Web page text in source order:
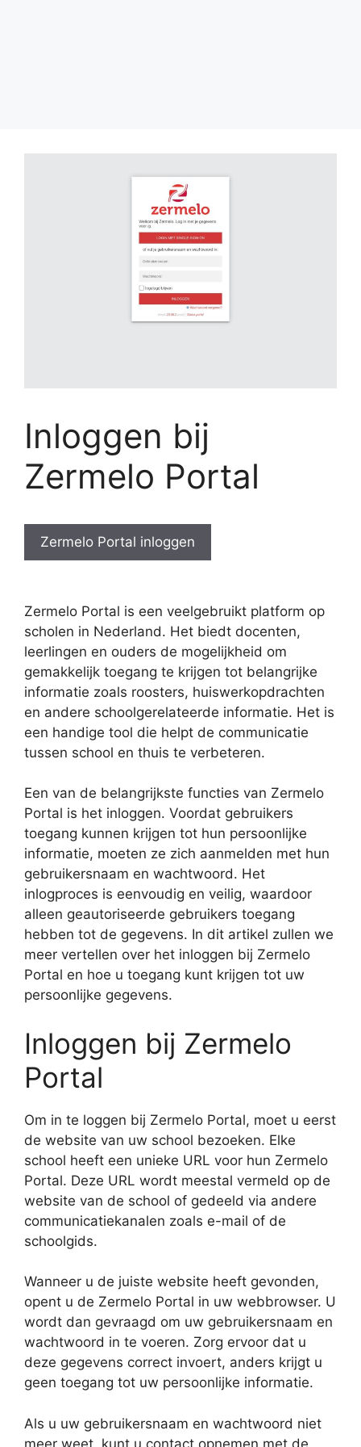
Inloggen bij
Zermelo Portal
Zermelo Portal inloggen
Zermelo Portal is een veelgebruikt platform op
scholen in Nederland. Het biedt docenten,
leerlingen en ouders de mogelijkheid om
gemakkelijk toegang te krijgen tot belangrijke
informatie zoals roosters, huiswerkopdrachten
en andere schoolgerelateerde informatie. Het is
een handige tool die helpt de communicatie
tussen school en thuis te verbeteren.
Een van de belangrijkste functies van Zermelo
Portal is het inloggen. Voordat gebruikers
toegang kunnen krijgen tot hun persoonlijke
informatie, moeten ze zich aanmelden met hun
gebruikersnaam en wachtwoord. Het
inlogproces is eenvoudig en veilig, waardoor
alleen geautoriseerde gebruikers toegang
hebben tot de gegevens. In dit artikel zullen we
meer vertellen over het inloggen bij Zermelo
Portal en hoe u toegang kunt krijgen tot uw
persoonlijke gegevens.
Inloggen bij Zermelo
Portal
Om in te loggen bij Zermelo Portal, moet u eerst
de website van uw school bezoeken. Elke
school heeft een unieke URL voor hun Zermelo
Portal. Deze URL wordt meestal vermeld op de
website van de school of gedeeld via andere
communicatiekanalen zoals e-mail of de
schoolgids.
Wanneer u de juiste website heeft gevonden,
opent u de Zermelo Portal in uw webbrowser. U
wordt dan gevraagd om uw gebruikersnaam en
wachtwoord in te voeren. Zorg ervoor dat u
deze gegevens correct invoert, anders krijgt u
geen toegang tot uw persoonlijke informatie.
Als u uw gebruikersnaam en wachtwoord niet
meer weet, kunt u contact opnemen met de